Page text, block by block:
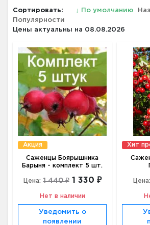
Сортировать: ↓ По умолчанию
Популярности
Цены актуальны на 08.08.2026
Акция
Саженцы Боярышника
Барыня - комплект 5 шт.
Цена: 1 440 ₽ 1 330 ₽
Нет в наличии
Уведомить о
появлении
Хит
Цена: